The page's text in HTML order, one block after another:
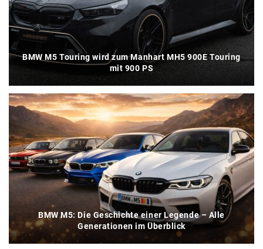
BMW M5 Touring wird zum Manhart MH5 900E Touring
mit 900 PS
BMW M5: Die Geschichte einer Legende – Alle
Generationen im Überblick